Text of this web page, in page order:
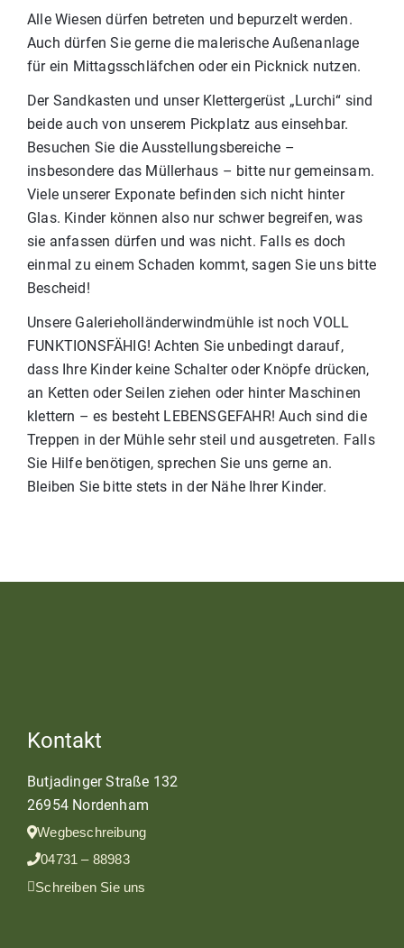
Alle Wiesen dürfen betreten und bepurzelt werden.
Auch dürfen Sie gerne die malerische Außenanlage
für ein Mittagsschläfchen oder ein Picknick nutzen.
Der Sandkasten und unser Klettergerüst „Lurchi“ sind
beide auch von unserem Pickplatz aus einsehbar.
Besuchen Sie die Ausstellungsbereiche –
insbesondere das Müllerhaus – bitte nur gemeinsam.
Viele unserer Exponate befinden sich nicht hinter
Glas. Kinder können also nur schwer begreifen, was
sie anfassen dürfen und was nicht. Falls es doch
einmal zu einem Schaden kommt, sagen Sie uns bitte
Bescheid!
Unsere Galerieholländerwindmühle ist noch VOLL
FUNKTIONSFÄHIG! Achten Sie unbedingt darauf,
dass Ihre Kinder keine Schalter oder Knöpfe drücken,
an Ketten oder Seilen ziehen oder hinter Maschinen
klettern – es besteht LEBENSGEFAHR! Auch sind die
Treppen in der Mühle sehr steil und ausgetreten. Falls
Sie Hilfe benötigen, sprechen Sie uns gerne an.
Bleiben Sie bitte stets in der Nähe Ihrer Kinder.
Kontakt
Butjadinger Straße 132
26954 Nordenham
Wegbeschreibung
04731 – 88983
Schreiben Sie uns